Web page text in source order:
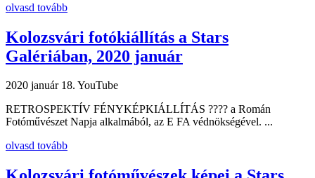
olvasd tovább
Kolozsvári fotókiállítás a Stars
Galériában, 2020 január
2020 január 18. YouTube
RETROSPEKTÍV FÉNYKÉPKIÁLLÍTÁS ???? a Román
Fotóművészet Napja alkalmából, az E FA védnökségével. ...
olvasd tovább